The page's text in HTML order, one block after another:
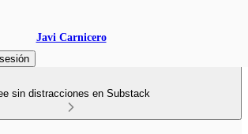
Javi Carnicero
sin distracciones en Substack